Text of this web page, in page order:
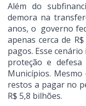
Além do
demora na
anos, o governo
apenas cerca de
pagos. Esse
proteção e
Municípios.
restos a pagar no
R$ 5,8 bilhões.